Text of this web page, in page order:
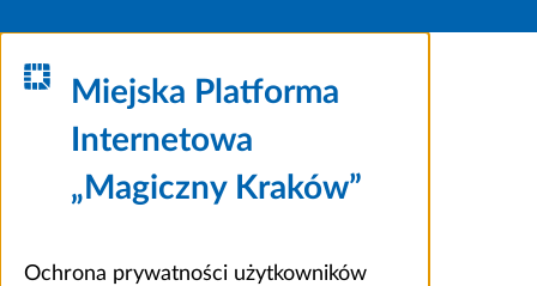
Miejska Platforma
Internetowa
„Magiczny Kraków”
Ochrona prywatności użytkowników